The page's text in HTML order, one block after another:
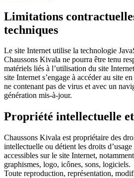
Limitations
techniques
Le site Internet utilise la technologie
Chaussons Kivala ne pourra être tenu
matériels liés à l’utilisation du site
site Internet s’engage à accéder au site
ne contenant pas de virus et avec un
génération mis-à-jour.
Propriété intellectuelle
Chaussons Kivala est propriétaire des
intellectuelle ou détient les droits
accessibles sur le site Internet,
graphismes, logo, icônes, sons, logiciels.
Toute reproduction, représentation,